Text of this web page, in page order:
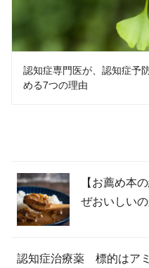
認知症専門医が、認知症予
める7つの理由
【お薦め本
ぜおいしい
認知症治療薬 標的はア